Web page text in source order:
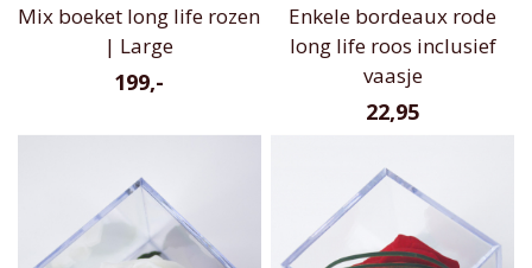
Mix boeket long life rozen
| Large
199,-
Enkele bordeaux rode
long life roos inclusief
vaasje
22,95